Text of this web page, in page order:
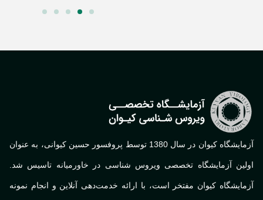
آزمایشگاه کیوان در سال 1380 توسط پروفسور حسین کیوانی، به عنوان
آزمایشگاه تخصصی ویروس شناسی در خاورمیانه تاسیس شد.
کیوان مفتخر است، با ارائه خدمت‌دهی آنلاین و انجام نمونه